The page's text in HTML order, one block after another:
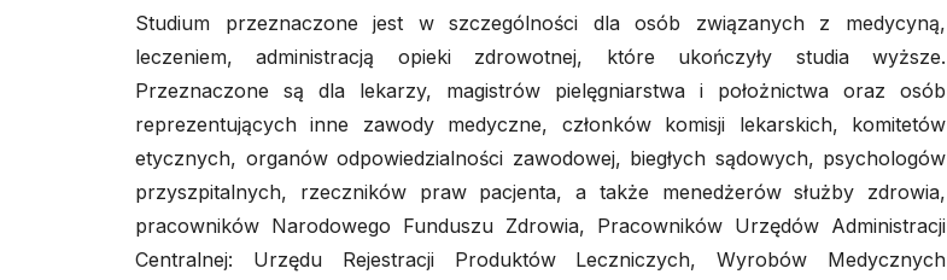
Studium przeznaczone jest w szczególności dla osób związanych z medycyną,
leczeniem, administracją opieki zdrowotnej, które ukończyły studia wyższe.
Przeznaczone są dla lekarzy, magistrów pielęgniarstwa i położnictwa oraz osób
reprezentujących inne zawody medyczne, członków komisji lekarskich, komitetów
etycznych, organów odpowiedzialności zawodowej, biegłych sądowych, psychologów
przyszpitalnych, rzeczników praw pacjenta, a także menedżerów służby zdrowia,
pracowników Narodowego Funduszu Zdrowia, Pracowników Urzędów Administracji
Centralnej: Urzędu Rejestracji Produktów Leczniczych, Wyrobów Medycznych